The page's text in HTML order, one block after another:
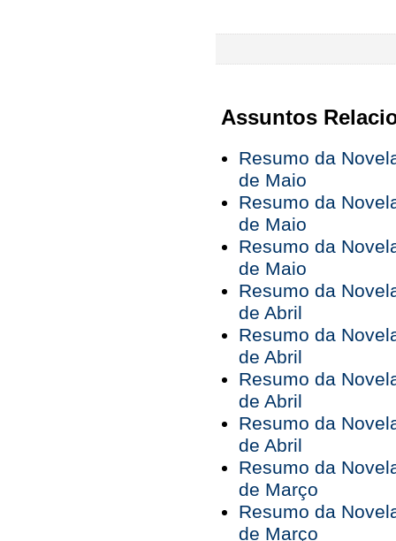
Assuntos
Resumo da
de Maio
Resumo da
de Maio
Resumo da
de Maio
Resumo da
de Abril
Resumo da
de Abril
Resumo da
de Abril
Resumo da
de Abril
Resumo da
de Março
Resumo da
de Março